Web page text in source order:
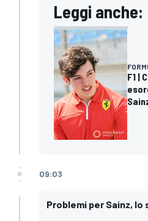
Leggi anche:
F1 |
09:03
Problemi per Sainz,